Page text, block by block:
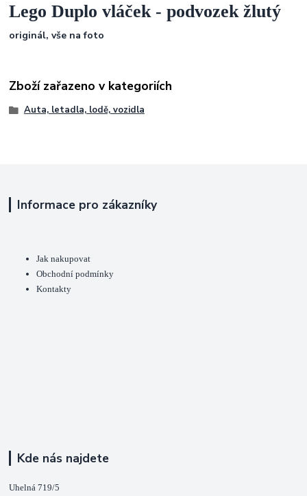
Lego Duplo vláček - podvozek žlutý
originál, vše na foto
Zboží zařazeno v kategoriích
Auta, letadla, lodě, vozidla
Informace pro zákazníky
Jak nakupovat
Obchodní podmínky
Kontakty
Kde nás najdete
Uhelná 719/5